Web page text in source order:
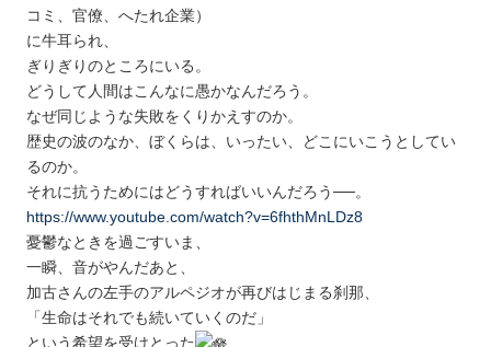
コミ、官僚、へたれ企業）
に牛耳られ、
ぎりぎりのところにいる。
どうして人間はこんなに愚かなんだろう。
なぜ同じような失敗をくりかえすのか。
歴史の波のなか、ぼくらは、いったい、どこにいこうとしてい
るのか。
それに抗うためにはどうすればいいんだろう──。
https://www.youtube.com/watch?v=6fhthMnLDz8
憂鬱なときを過ごすいま、
一瞬、音がやんだあと、
加古さんの左手のアルペジオが再びはじまる刹那、
「生命はそれでも続いていくのだ」
という希望を受けとった